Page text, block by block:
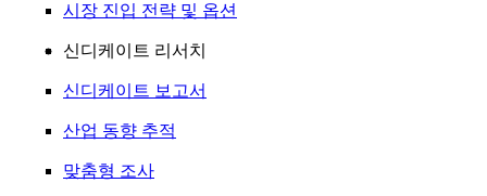
시장 진입 전략 및 옵션
신디케이트 리서치
신디케이트 보고서
산업 동향 추적
맞춤형 조사